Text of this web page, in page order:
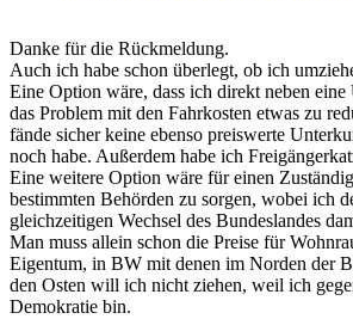
Danke für die Rückmeldung.
Auch ich habe schon überlegt, ob ich
Eine Option wäre, dass ich direkt neben
das Problem mit den Fahrkosten etwas zu
fände sicher keine ebenso preiswerte
noch habe. Außerdem habe ich
Eine weitere Option wäre für einen
bestimmten Behörden zu sorgen, wobei ich
gleichzeitigen Wechsel des Bundeslandes
Man muss allein schon die Preise für
Eigentum, in BW mit denen im Norden der
den Osten will ich nicht ziehen, weil ich
Demokratie bin.